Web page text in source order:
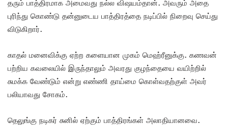
தரும் பாத்திரமாக அமைவது நல்ல விஷயம்தான். அவரும் அதை
புரிந்து கொண்டு தன்னுடைய பாத்திரத்தை நடிப்பில் நிறைவு செய்து
விடுகிறார்.
காதல் மனைவிக்கு ஏற்ற களையான முகம் மெஹ்​ரீனுக்கு. கணவன்
பற்றிய கவலையில் இருந்தாலும் அவரது குழந்தையை வயிற்றில்
சுமக்க வேண்டும் என்று எண்ணி தாய்மை கொள்வதற்குள் அவர்
பலியாவது சோகம்.
தெலுங்கு நடிகர் சுனில் ஏற்கும் பாத்திரங்கள் அலாதியானவை.